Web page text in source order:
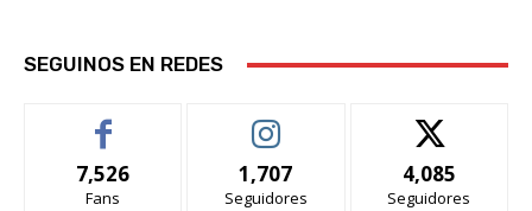
SEGUINOS EN REDES
7,526
Fans
1,707
Seguidores
4,085
Seguidores